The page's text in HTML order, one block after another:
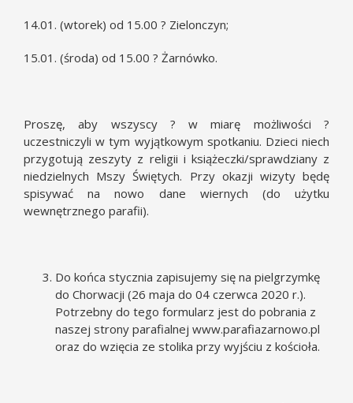
14.01. (wtorek) od 15.00 ? Zielonczyn;
15.01. (środa) od 15.00 ? Żarnówko.
Proszę, aby wszyscy ? w miarę możliwości ?
uczestniczyli w tym wyjątkowym spotkaniu. Dzieci niech
przygotują zeszyty z religii i książeczki/sprawdziany z
niedzielnych Mszy Świętych. Przy okazji wizyty będę
spisywać na nowo dane wiernych (do użytku
wewnętrznego parafii).
Do końca stycznia zapisujemy się na pielgrzymkę
do Chorwacji (26 maja do 04 czerwca 2020 r.).
Potrzebny do tego formularz jest do pobrania z
naszej strony parafialnej www.parafiazarnowo.pl
oraz do wzięcia ze stolika przy wyjściu z kościoła.